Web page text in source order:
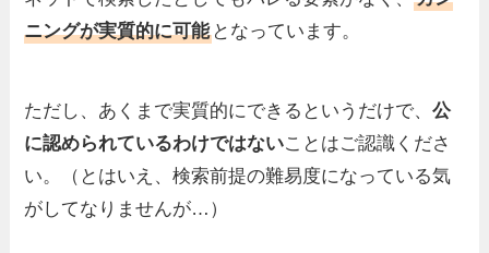
ニングが実質的に可能 となっています。
ただし、あくまで実質的にできるというだけで、公
に認められているわけではないことはご認識くださ
い。（とはいえ、検索前提の難易度になっている気
がしてなりませんが…）